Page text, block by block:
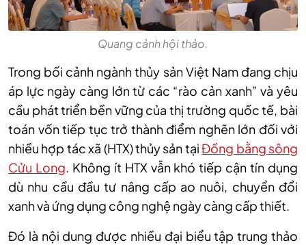
Quang cảnh hội thảo.
Trong bối cảnh ngành thủy sản Việt Nam đang chịu
áp lực ngày càng lớn từ các “rào cản xanh” và yêu
cầu phát triển bền vững của thị trường quốc tế, bài
toán vốn tiếp tục trở thành điểm nghẽn lớn đối với
nhiều hợp tác xã (HTX) thủy sản tạiĐồng bằng sông
Cửu Long. Không ít HTX vẫn khó tiếp cận tín dụng
dù nhu cầu đầu tư nâng cấp ao nuôi, chuyển đổi
xanh và ứng dụng công nghệ ngày càng cấp thiết.
Đó là nội dung được nhiều đại biểu tập trung thảo